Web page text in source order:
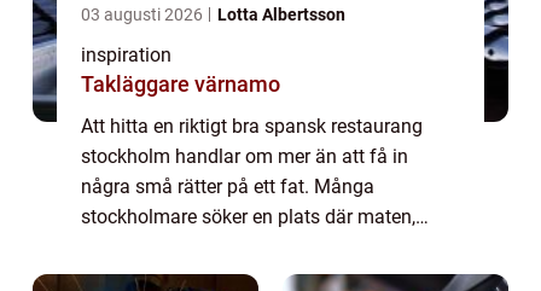
03 augusti 2026 Lotta Albertsson
inspiration
Takläggare värnamo
Att hitta en riktigt bra spansk restaurang
stockholm handlar om mer än att få in
några små rätter på ett fat. Många
stockholmare söker en plats där maten,
samma vardagslyx som på en kvarterskrog i